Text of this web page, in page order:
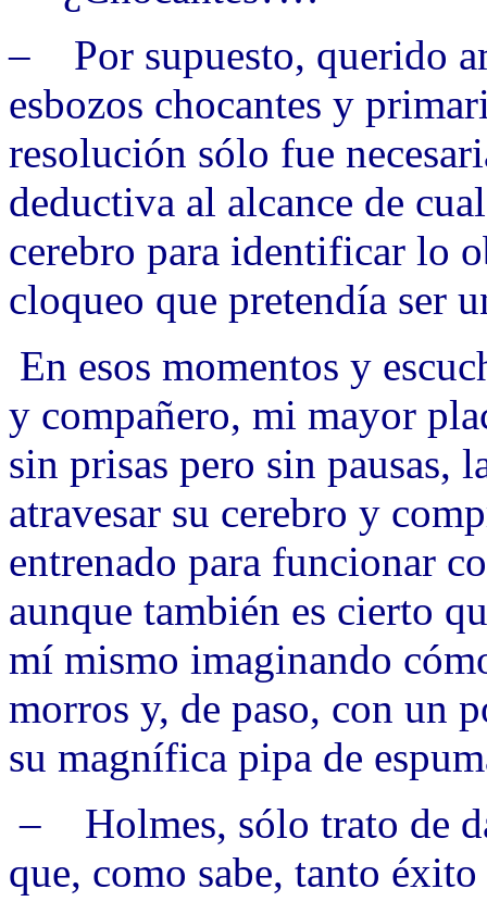
– Por supuesto, querido
esbozos chocantes y
resolución sólo fue
deductiva al alcance de
cerebro para identificar lo
cloqueo que pretendía ser
En esos momentos y
y compañero, mi mayor
sin prisas pero sin
atravesar su cerebro y
entrenado para funcionar
aunque también es cierto
mí mismo imaginando
morros y, de paso, con un
su magnífica pipa de
– Holmes, sólo trato de
que, como sabe, tanto